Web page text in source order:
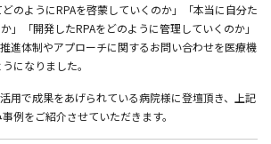
のようにRPAを啓蒙していくのか」「本当に自分た
」「開発したRPAをどのように管理していくのか」
進体制やアプローチに関するお問い合わせを医療機
になりました。
用で成果をあげられている病院様に登壇頂き、上記
例をご紹介させていただきます。